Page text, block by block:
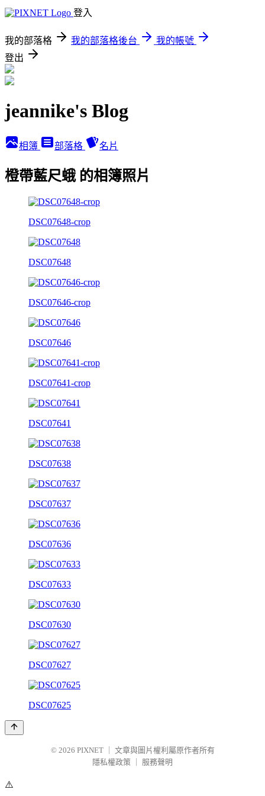
登入
我的部落格 我的部落格後台
我的帳號
登出
jeannike's Blog
相簿 部落格 名片
橙帶藍尺蛾 的相簿照片
DSC07648-crop
DSC07648
DSC07646-crop
DSC07646
DSC07641-crop
DSC07641
DSC07638
DSC07637
DSC07636
DSC07633
DSC07630
DSC07627
DSC07625
© 2026 PIXNET
文章與圖片權利屬原作者所有
隱私權政策
服務聲明
⚠️